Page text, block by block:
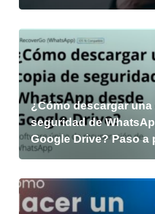
¿Cómo descargar
seguridad de
Google Drive? Paso a